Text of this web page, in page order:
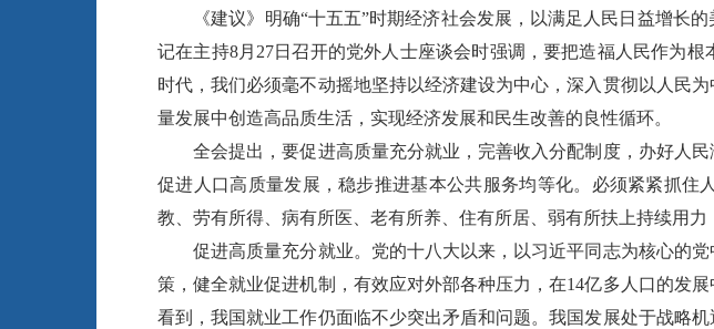
《建议》明确“十五五”时期经济社会发展，以满足人民日益增长的
记在主持8月27日召开的党外人士座谈会时强调，要把造福人民作为
时代，我们必须毫不动摇地坚持以经济建设为中心，深入贯彻以人民
量发展中创造高品质生活，实现经济发展和民生改善的良性循环。
全会提出，要促进高质量充分就业，完善收入分配制度，办好人民
促进人口高质量发展，稳步推进基本公共服务均等化。必须紧紧抓
教、劳有所得、病有所医、老有所养、住有所居、弱有所扶上持续用力
促进高质量充分就业。党的十八大以来，以习近平同志为核心的党
策，健全就业促进机制，有效应对外部各种压力，在14亿多人口的发
看到，我国就业工作仍面临不少突出矛盾和问题。我国发展处于战略